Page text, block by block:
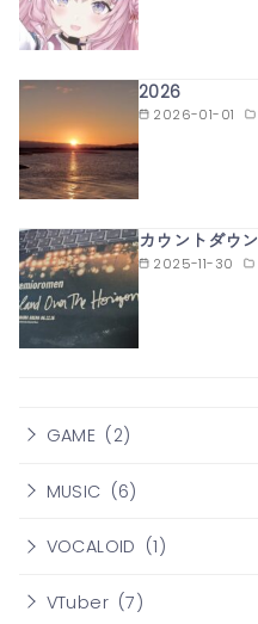
2026-01-01
2026
2025-11-30
カウントダウン
GAME (2)
MUSIC (6)
VOCALOID (1)
VTuber (7)